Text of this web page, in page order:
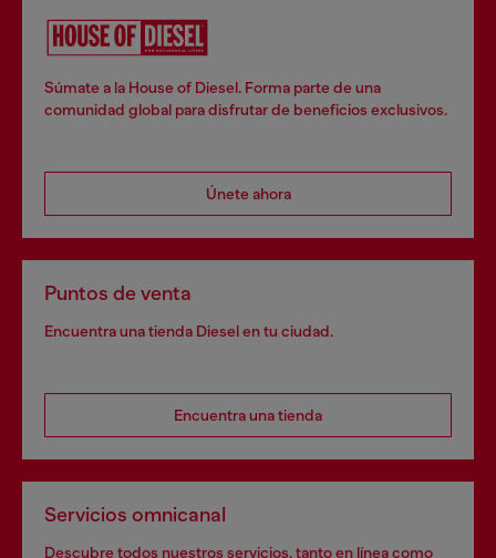
Súmate a la House of Diesel. Forma parte de una
comunidad global para disfrutar de beneficios exclusivos.
Únete ahora
Puntos de venta
Encuentra una tienda Diesel en tu ciudad.
Encuentra una tienda
Servicios omnicanal
Descubre todos nuestros servicios, tanto en línea como